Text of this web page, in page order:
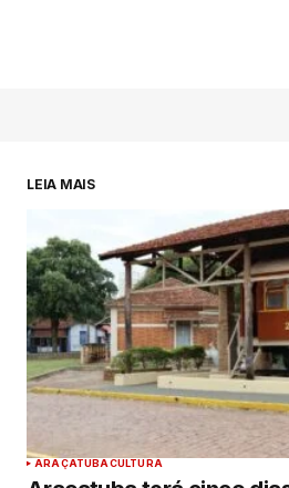
LEIA MAIS
ARAÇATUBACULTURA